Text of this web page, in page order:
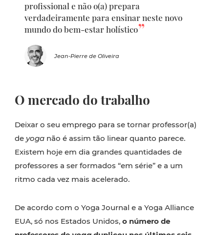
profissional e não o(a) prepara
verdadeiramente para ensinar neste novo
mundo do bem-estar holístico
Jean-Pierre de Oliveira
O mercado do trabalho
Deixar o seu emprego para se tornar professor(a)
de yoga não é assim tão linear quanto parece.
Existem hoje em dia grandes quantidades de
professores a ser formados “em série” e a um
ritmo cada vez mais acelerado.
De acordo com o Yoga Journal e a Yoga Alliance
EUA, só nos Estados Unidos, o número de